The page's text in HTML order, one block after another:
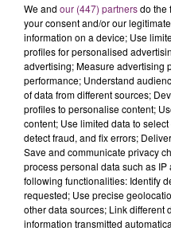
We and our (447) partnersdo the
your consent and/or our
information on a device; Use
profiles for personalised
advertising; Measure advertising
performance; Understand
of data from different sources;
profiles to personalise content;
content; Use limited data to
detect fraud, and fix errors;
Save and communicate privacy
process personal data such as
following functionalities: Identify
requested; Use precise
other data sources; Link different
information transmitted